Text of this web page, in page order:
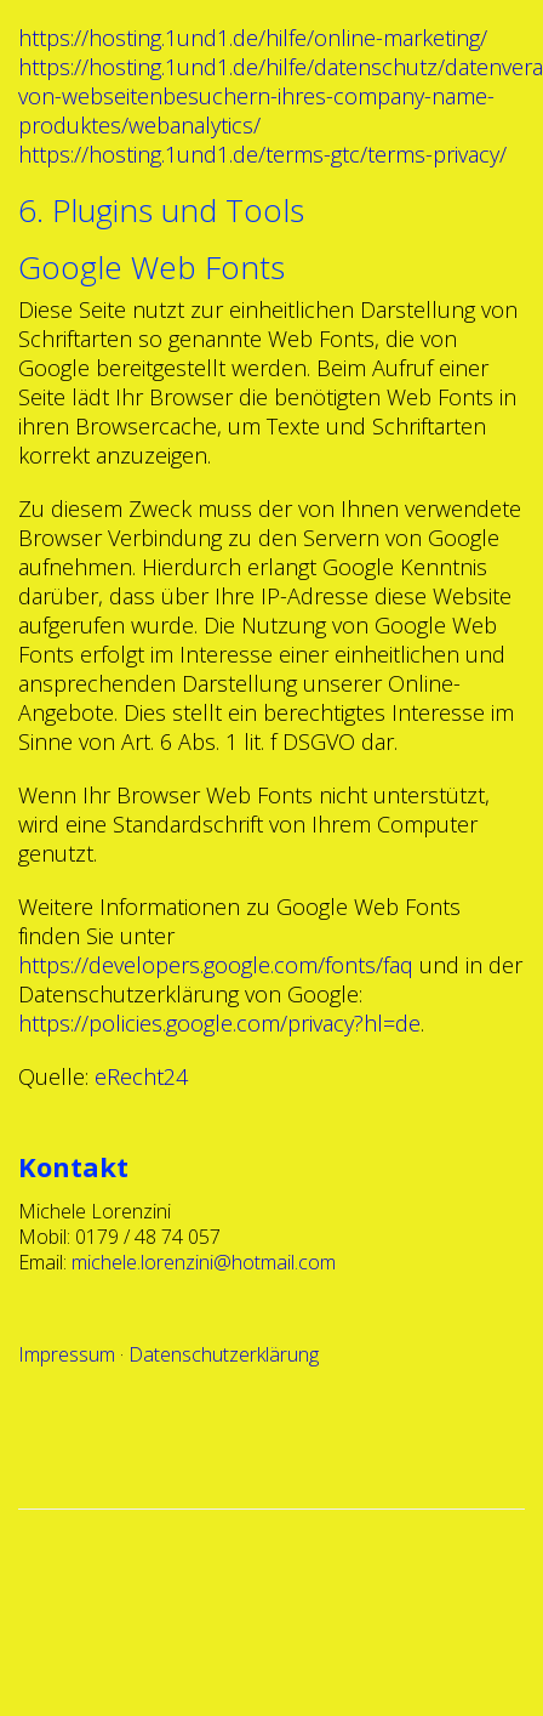
https://hosting.1und1.de/hilfe/online-marketing/
https://hosting.1und1.de/hilfe/datenschutz/
von-webseitenbesuchern-ihres-company-name-
produktes/webanalytics/
https://hosting.1und1.de/terms-gtc/terms-privacy/
6. Plugins und Tools
Google Web Fonts
Diese Seite nutzt zur einheitlichen Darstellung von
Schriftarten so genannte Web Fonts, die von
Google bereitgestellt werden. Beim Aufruf einer
Seite lädt Ihr Browser die benötigten Web Fonts in
ihren Browsercache, um Texte und Schriftarten
korrekt anzuzeigen.
Zu diesem Zweck muss der von Ihnen verwendete
Browser Verbindung zu den Servern von Google
aufnehmen. Hierdurch erlangt Google Kenntnis
darüber, dass über Ihre IP-Adresse diese Website
aufgerufen wurde. Die Nutzung von Google Web
Fonts erfolgt im Interesse einer einheitlichen und
ansprechenden Darstellung unserer Online-
Angebote. Dies stellt ein berechtigtes Interesse im
Sinne von Art. 6 Abs. 1 lit. f DSGVO dar.
Wenn Ihr Browser Web Fonts nicht unterstützt,
wird eine Standardschrift von Ihrem Computer
genutzt.
Weitere Informationen zu Google Web Fonts
finden Sie unter
https://developers.google.com/fonts/faq und in der
Datenschutzerklärung von Google:
https://policies.google.com/privacy?hl=de.
Quelle: eRecht24
Kontakt
Michele Lorenzini
Mobil: 0179 / 48 74 057
Email: michele.lorenzini@hotmail.com
Impressum · Datenschutzerklärung